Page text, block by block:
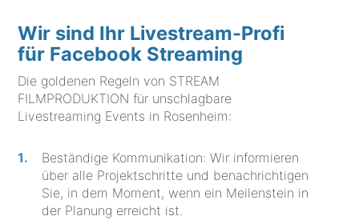
Wir sind Ihr Livestream-Profi
für Facebook Streaming
Die goldenen Regeln von STREAM
FILMPRODUKTION für unschlagbare
Livestreaming Events in Rosenheim:
Beständige Kommunikation: Wir informieren
über alle Projektschritte und benachrichtigen
Sie, in dem Moment, wenn ein Meilenstein in
der Planung erreicht ist.